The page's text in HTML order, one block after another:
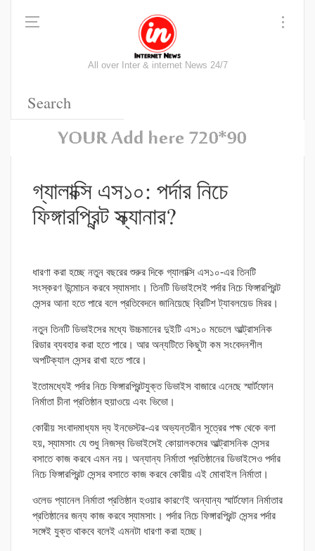
All over Inter & internet News 24/7
গ্যালাক্সি এস১০: পর্দার নিচে
ফিঙ্গারপ্রিন্ট স্ক্যানার?
ধারণা করা হচ্ছে নতুন বছরের শুরুর দিকে গ্যালাক্সি এস১০-এর তিনটি
সংস্করণ উন্মোচন করবে স্যামসাং। তিনটি ডিভাইসেই পর্দার নিচে ফিঙ্গারপ্রিন্ট
সেন্সর আনা হতে পারে বলে প্রতিবেদনে জানিয়েছে ব্রিটিশ ট্যাবলয়েড মিরর।
নতুন তিনটি ডিভাইসের মধ্যে উচ্চমানের দুইটি এস১০ মডেলে আল্ট্রাসনিক
রিডার ব্যবহার করা হতে পারে। আর অন্যটিতে কিছুটা কম সংবেদনশীল
অপটিক্যাল সেন্সর রাখা হতে পারে।
ইতোমধ্যেই পর্দার নিচে ফিঙ্গারপ্রিন্টযুক্ত ডিভাইস বাজারে এনেছে স্মার্টফোন
নির্মাতা চীনা প্রতিষ্ঠান হুয়াওয়ে এবং ভিভো।
কোরীয় সংবাদমাধ্যম দ্য ইনভেস্টর-এর অভ্যন্তরীন সূত্রের পক্ষ থেকে বলা
হয়, স্যামসাং যে শুধু নিজস্ব ডিভাইসেই কোয়ালকমের আল্ট্রাসনিক সেন্সর
বসাতে কাজ করবে এমন নয়। অন্যান্য নির্মাতা প্রতিষ্ঠানের ডিভাইসেও পর্দার
নিচে ফিঙ্গারপ্রিন্ট সেন্সর বসাতে কাজ করবে কোরীয় এই মোবাইল নির্মাতা।
ওলেড প্যানেল নির্মাতা প্রতিষ্ঠান হওয়ার কারণেই অন্যান্য স্মার্টফোন নির্মাতার
প্রতিষ্ঠানের জন্য কাজ করবে স্যামসাং। পর্দার নিচে ফিঙ্গারপ্রিন্ট সেন্সর পর্দার
সঙ্গেই যুক্ত থাকবে বলেই এমনটা ধারণা করা হচ্ছে।